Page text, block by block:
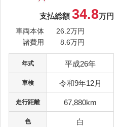
支払総額34.8万円
車両本体
26.2万円
諸費用
8.6万円
年式 平成26年
車検 令和9年12月
走行距離 67,880km
色 白